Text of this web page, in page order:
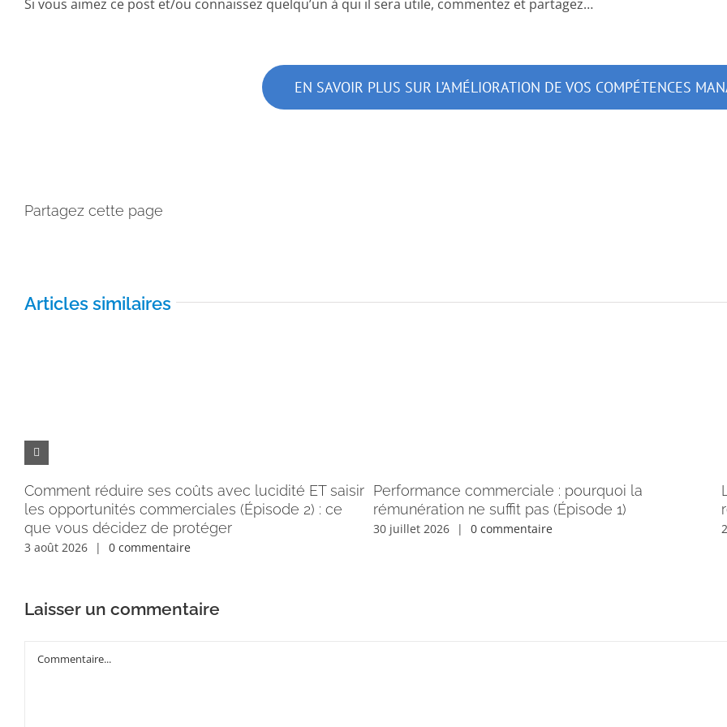
Si vous aimez ce post et/ou connaissez quelqu’un à qui il sera utile, commentez et partagez…
EN SAVOIR PLUS SUR L’AMÉLIORATION DE VOS COMPÉTENCES
Partagez cette page
Articles similaires
Comment réduire ses coûts avec lucidité ET saisir
les opportunités commerciales (Épisode 2) : ce
que vous décidez de protéger
3 août 2026 | 0 commentaire
Performance commerciale : pourquoi la
rémunération ne suffit pas (Épisode 1)
30 juillet 2026 | 0 commentaire
Laisser un commentaire
Commentaire